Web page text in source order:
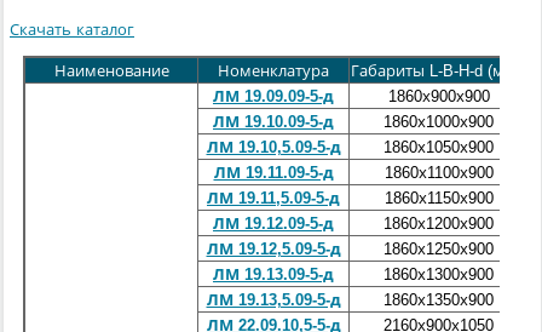
Скачать каталог
Наименование Номенклатура Габариты L-B-H-d (мм.)
ЛМ 19.09.09-5-д
1860х900х900
ЛМ 19.10.09-5-д
1860х1000х900
ЛМ 19.10,5.09-5-д
1860х1050х900
ЛМ 19.11.09-5-д
1860х1100х900
ЛМ 19.11,5.09-5-д
1860х1150х900
ЛМ 19.12.09-5-д
1860х1200х900
ЛМ 19.12,5.09-5-д
1860х1250х900
ЛМ 19.13.09-5-д
1860х1300х900
ЛМ 19.13,5.09-5-д
1860х1350х900
ЛМ 22.09.10,5-5-д
2160х900х1050